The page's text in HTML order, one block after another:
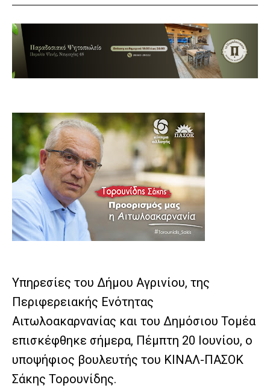
Υπηρεσίες του Δήμου Αγρινίου, της
Περιφερειακής Ενότητας
Αιτωλοακαρνανίας και του Δημόσιου Τομέα
επισκέφθηκε σήμερα, Πέμπτη 20 Ιουνίου, ο
υποψήφιος βουλευτής του ΚΙΝΑΛ-ΠΑΣΟΚ
Σάκης Τορουνίδης.